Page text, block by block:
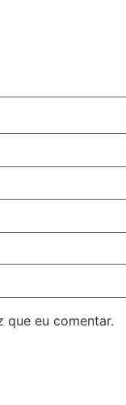
que eu comentar.